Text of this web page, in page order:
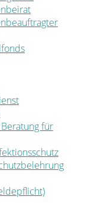
für